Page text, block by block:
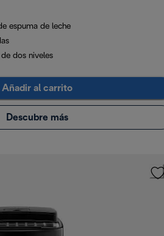
espuma de leche
dos niveles
Añadir al carrito
Descubre más